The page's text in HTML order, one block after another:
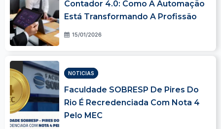
Contador 4.0: Como A Automação
Está Transformando A Profissão
15/01/2026
NOTICIAS
Faculdade SOBRESP De Pires Do
Rio É Recredenciada Com Nota 4
Pelo MEC